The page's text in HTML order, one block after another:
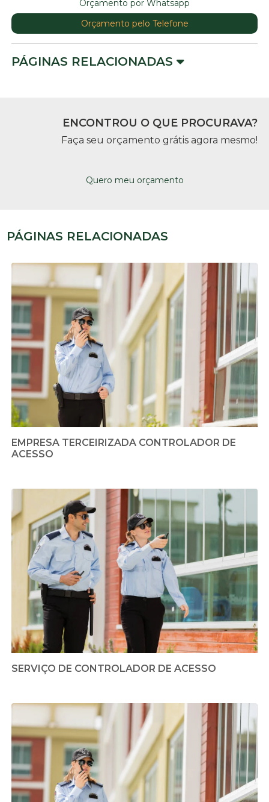
Orçamento por Whatsapp
Orçamento pelo Telefone
PÁGINAS RELACIONADAS
ENCONTROU O QUE PROCURAVA?
Faça seu orçamento grátis agora mesmo!
Quero meu orçamento
PÁGINAS RELACIONADAS
EMPRESA TERCEIRIZADA CONTROLADOR DE
ACESSO
SERVIÇO DE CONTROLADOR DE ACESSO